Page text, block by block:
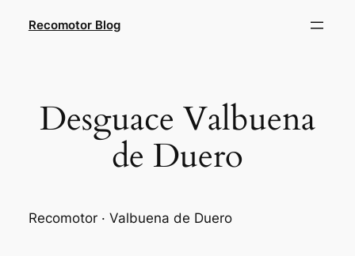
Recomotor Blog
Desguace Valbuena
de Duero
Recomotor · Valbuena de Duero